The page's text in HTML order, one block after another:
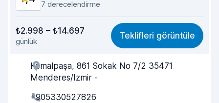
7 derecelendirme
7,1
Bulma kolaylığı 7,8
Temsilci yardımseverliği
₺2.998 – ₺14.697
günlük
Teklifleri görüntüle
Kemalpaşa, 861 Sokak No 7/2 35471
Menderes/Izmir -
+905330527826